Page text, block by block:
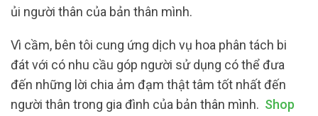
ủi người thân của bản thân mình.
Vì cầm, bên tôi cung ứng dịch vụ hoa phân tách bi
đát với có nhu cầu góp người sử dụng có thể đưa
đến những lời chia ảm đạm thật tâm tốt nhất đến
người thân trong gia đình của bản thân mình. Shop